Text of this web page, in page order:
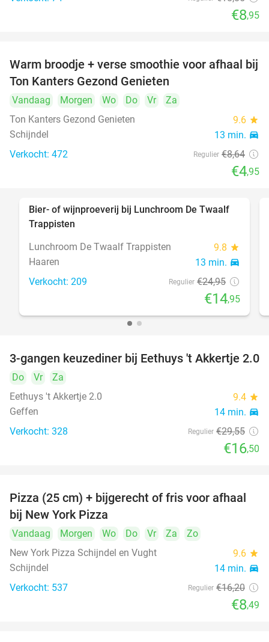
€8,95
43%
Warm broodje + verse smoothie voor afhaal bij
Ton Kanters Gezond Genieten
Vandaag Morgen Wo Do Vr
Za
Ton Kanters Gezond Genieten
9.6 star
Schijndel 13 min. directions_car
Verkocht: 472 Regulier €8,64
€4,95
40%
Bier- of wijnproeverij bij Lunchroom De Twaalf
Trappisten
Lunchroom De Twaalf Trappisten
9.8 star
Haaren 13 min. directions_car
Verkocht: 209 Regulier €24,95
€14,95
44%
3-gangen keuzediner bij Eethuys 't Akkertje 2.0
Do Vr
Za
Eethuys 't Akkertje 2.0
9.4 star
Geffen 14 min. directions_car
Verkocht: 328 Regulier €29,55
€16,50
48%
Pizza (25 cm) + bijgerecht of fris voor afhaal
bij New York Pizza
Vandaag Morgen Wo Do Vr Za
Zo
New York Pizza Schijndel en Vught
9.6 star
Schijndel 14 min. directions_car
Verkocht: 537 Regulier €16,20
€8,49